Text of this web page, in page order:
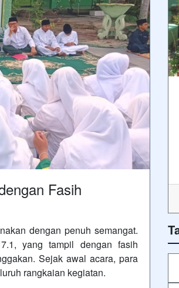
Fasih
dengan penuh semangat.
yang tampil dengan fasih
Sejak awal acara, para
rangkaian kegiatan.